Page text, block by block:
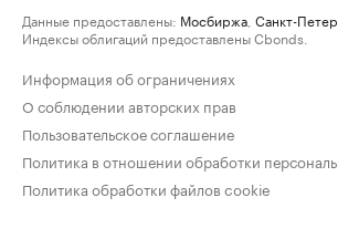
Данные предоставлены: Мосбиржа Санкт-
Индексы облигаций предоставлены Cbonds.
Информация об ограничениях
О соблюдении авторских прав
Пользовательское соглашение
Политика в отношении обработки
Политика обработки файлов cookie